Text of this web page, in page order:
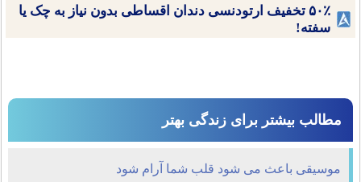
۵۰٪ تخفیف ارتودنسی دندان اقساطی بدون نیاز به چک یا
سفته!
مطالب بیشتر برای زندگی بهتر
موسیقی باعث می شود قلب شما آرام شود